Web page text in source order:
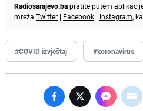
Radiosarajevo.bapratite putem
mreža Twitter | Facebook | Instagram,
#COVID izvještaj #koronavirus